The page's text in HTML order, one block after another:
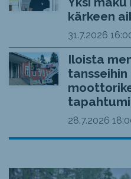
kärkeen
31.7.2026
Iloista
tansseihin
28.7.2026